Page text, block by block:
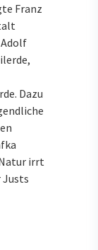
Franz
Dazu
irrt
Justs